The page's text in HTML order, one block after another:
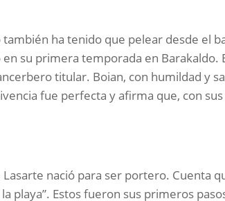
ha tenido que pelear desde el
su primera temporada en Barakaldo.
titular. Boian, con humildad y
fue perfecta y afirma que, con sus
nació para ser portero. Cuenta
playa”. Estos fueron sus primeros